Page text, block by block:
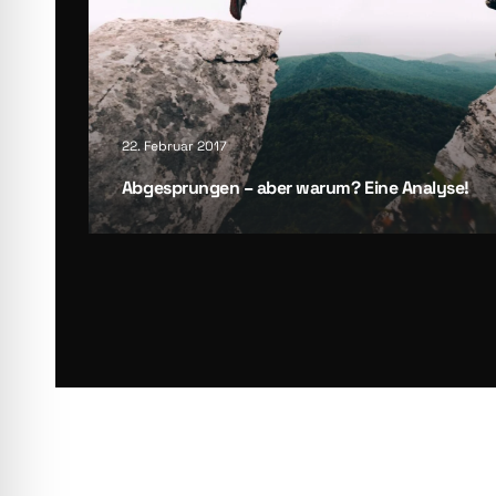
22. Februar 2017
Abge­sprun­gen – aber war­um? Eine Ana­ly­se!